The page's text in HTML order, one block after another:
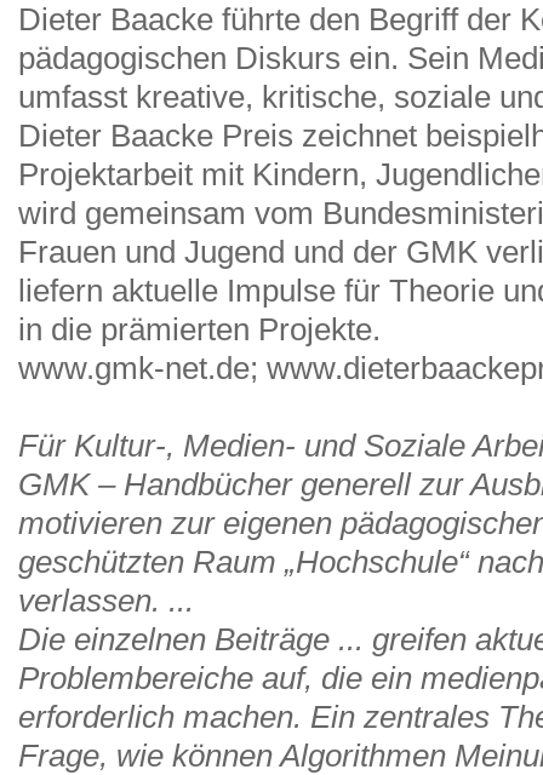
Dieter Baacke führte den Begriff der
pädagogischen Diskurs ein. Sein
umfasst kreative, kritische, soziale
Dieter Baacke Preis zeichnet
Projektarbeit mit Kindern,
wird gemeinsam vom
Frauen und Jugend und der GMK
liefern aktuelle Impulse für Theorie
in die prämierten Projekte.
www.gmk-net.de;
Für Kultur-, Medien- und Soziale
GMK – Handbücher generell zur
motivieren zur eigenen
geschützten Raum „Hochschule“
verlassen. ...
Die einzelnen Beiträge ... greifen
Problembereiche auf, die ein
erforderlich machen. Ein zentrales
Frage, wie können Algorithmen